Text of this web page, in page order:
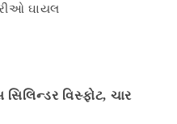
વિસ્ફોટ, ચાર